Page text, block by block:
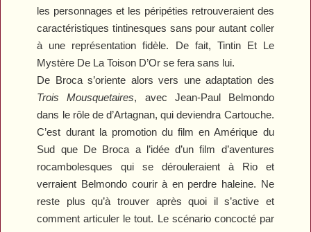
les personnages et les péripéties retrouveraient des
caractéristiques tintinesques sans pour autant coller
à une représentation fidèle. De fait, Tintin Et Le
Mystère De La Toison D’Or se fera sans lui.
De Broca s’oriente alors vers une adaptation des
Trois Mousquetaires, avec Jean-Paul Belmondo
dans le rôle de d’Artagnan, qui deviendra Cartouche.
C’est durant la promotion du film en Amérique du
Sud que De Broca a l’idée d’un film d’aventures
rocambolesques qui se dérouleraient à Rio et
verraient Belmondo courir à en perdre haleine. Ne
reste plus qu’à trouver après quoi il s’active et
comment articuler le tout. Le scénario concocté par